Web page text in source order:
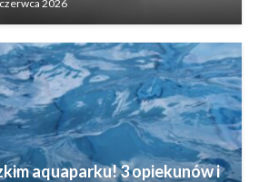
aquaparku! 3 opiekunów i